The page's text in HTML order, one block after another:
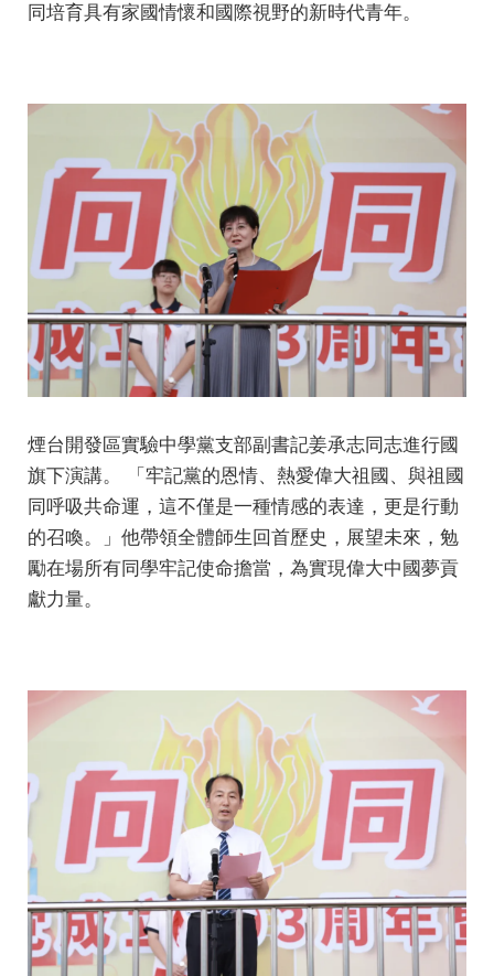
同培育具有家國情懷和國際視野的新時代青年。
煙台開發區實驗中學黨支部副書記姜承志同志進行國
旗下演講。 「牢記黨的恩情、熱愛偉大祖國、與祖國
同呼吸共命運，這不僅是一種情感的表達，更是行動
的召喚。」他帶領全體師生回首歷史，展望未來，勉
勵在場所有同學牢記使命擔當，為實現偉大中國夢貢
獻力量。